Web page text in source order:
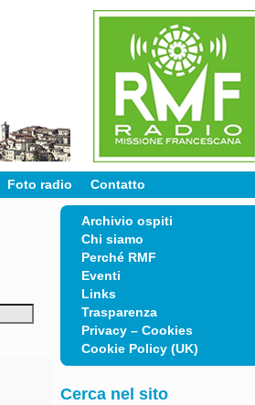
Foto radio Contatto
Archivio ospiti
Chi siamo
Perché RMF
Eventi
Links
Trasparenza
Privacy – Cookies
Cookie Policy (UK)
Cerca nel sito